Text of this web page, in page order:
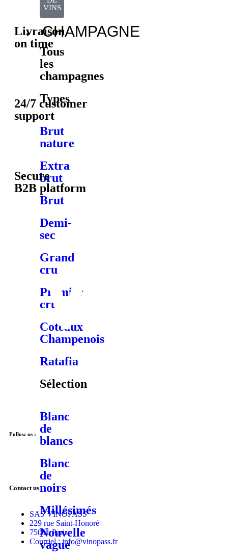
VINS
CHAMPAGNE
Tous
les
champagnes
Types
Brut
nature
Extra
brut
Brut
Demi-
sec
Grand
cru
Premier
cru
Coteaux
Champenois
Ratafia
Sélection
Blanc
de
blancs
Blanc
de
noirs
Millésimés
Nouvelle
vague
Livraison
on time
24/7 customer
support
Secure
B2B platform
Follow us :
Contact us
SAS VINOPASS
229 rue Saint-Honoré
75001 Paris
Courriel : info@vinopass.fr